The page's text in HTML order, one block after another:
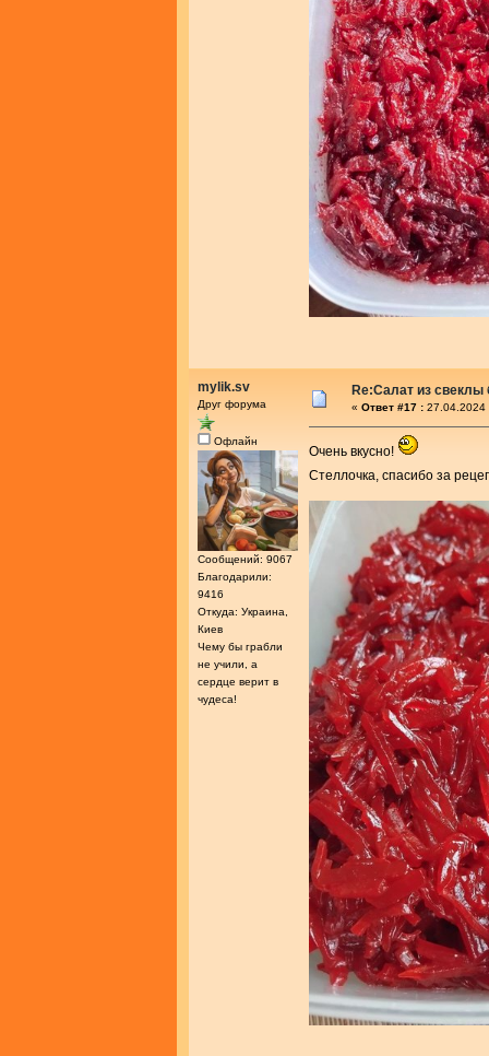
mylik.sv
Друг форума
Офлайн
Сообщений: 9067
Благодарили:
9416
Откуда: Украина,
Киев
Чему бы грабли
не учили, а
сердце верит в
чудеса!
Re:Салат из свеклы
« Ответ #17 : 27.04.2024
Очень вкусно!
Стеллочка, спасибо за